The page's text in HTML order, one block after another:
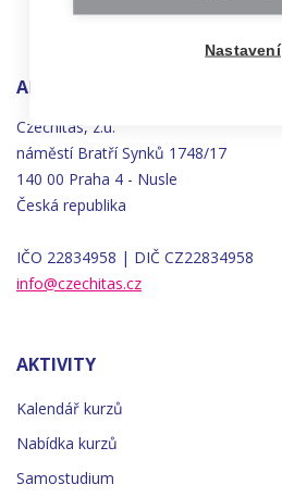
ADRESA
Czechitas, z.ú.
náměstí Bratří Synků 1748/17
140 00 Praha 4 - Nusle
Česká republika
IČO 22834958 | DIČ CZ22834958
info@czechitas.cz
AKTIVITY
Kalendář kurzů
Nabídka kurzů
Samostudium
Nastavení